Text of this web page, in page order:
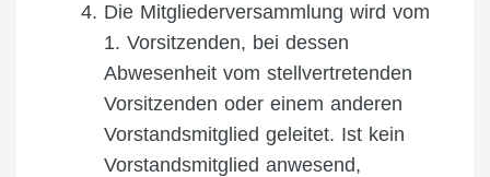
Die Mitgliederversammlung wird vom
1. Vorsitzenden, bei dessen
Abwesenheit vom stellvertretenden
Vorsitzenden oder einem anderen
Vorstandsmitglied geleitet. Ist kein
Vorstandsmitglied anwesend,